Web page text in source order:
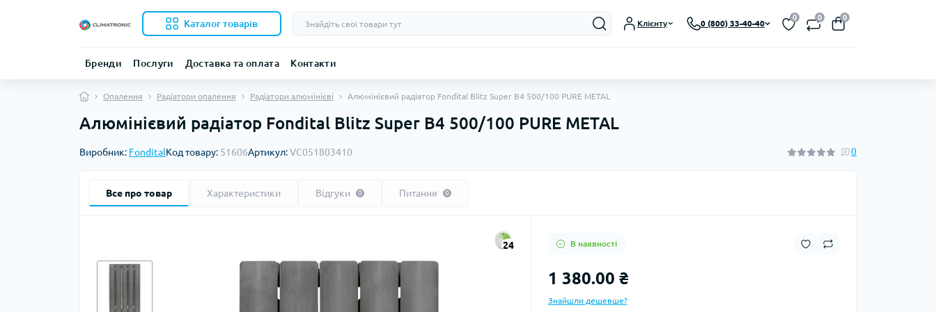
Каталог товарів Клієнту 0 (800) 33-40-40
0 0 0
Бренди Послуги Доставка та оплата Контакти
Опалення Радіатори опалення Радіатори алюмінієві Алюмінієвий радіатор Fondital Blitz Super B4 500/100 PURE METAL
Алюмінієвий радіатор Fondital Blitz Super B4 500/100 PURE METAL
Виробник: FonditalКод товару: 51606Артикул:VC051803410 0
Все про товар Характеристики Відгуки 0 Питання 0
24 В наявності
1 380.00 ₴
Знайшли дешевше?